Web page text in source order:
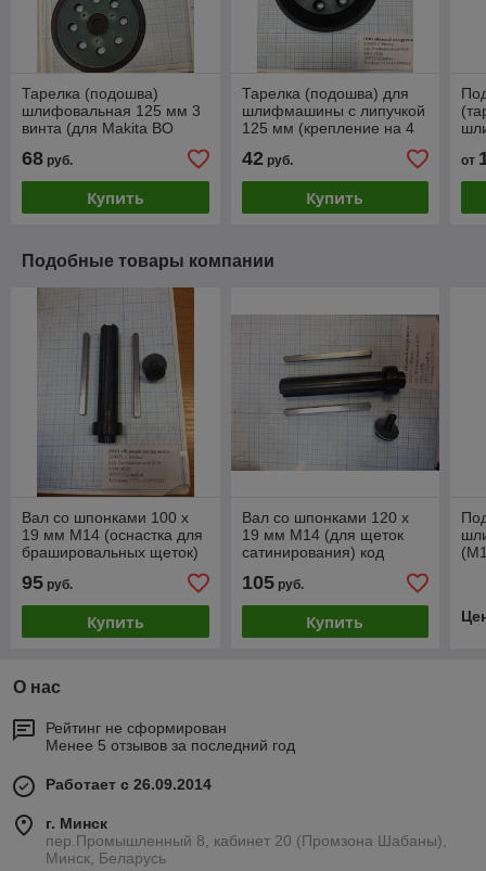
Тарелка (подошва)
шлифовальная 125 мм 3
винта (для Makita BO
68 руб.
Купить
Тарелка (подошва) для
шлифмашины с липучкой
125 мм (крепление на 4
42руб.
Купить
от
Подобные товары компании
Вал со шпонками 100 х
19 мм М14 (оснастка для
брашировальных щеток)
95 руб.
Купить
Вал со шпонками 120 х
19 мм М14 (для щеток
сатинирования) код
105руб.
Купить
О нас
Рейтинг не сформирован
Менее 5 отзывов за последний год
Работает с 26.09.2014
г. Минск
пер.Промышленный 8, кабинет 20 (Промзона Шабаны),
Минск, Беларусь